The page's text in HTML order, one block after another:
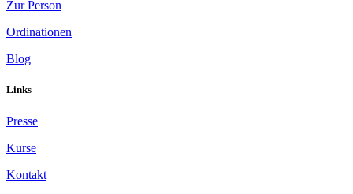
Zur Person
Ordinationen
Blog
Links
Presse
Kurse
Kontakt